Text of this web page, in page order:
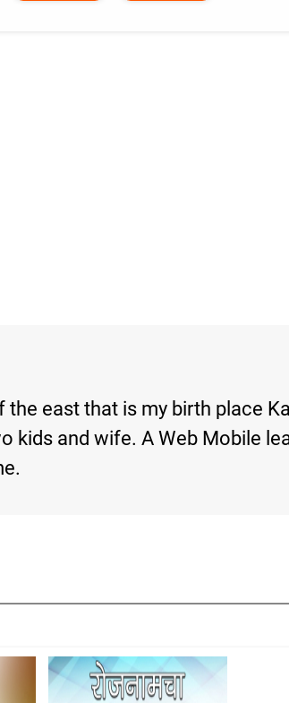
east that is my birth place
kids and wife. A Web Mobile